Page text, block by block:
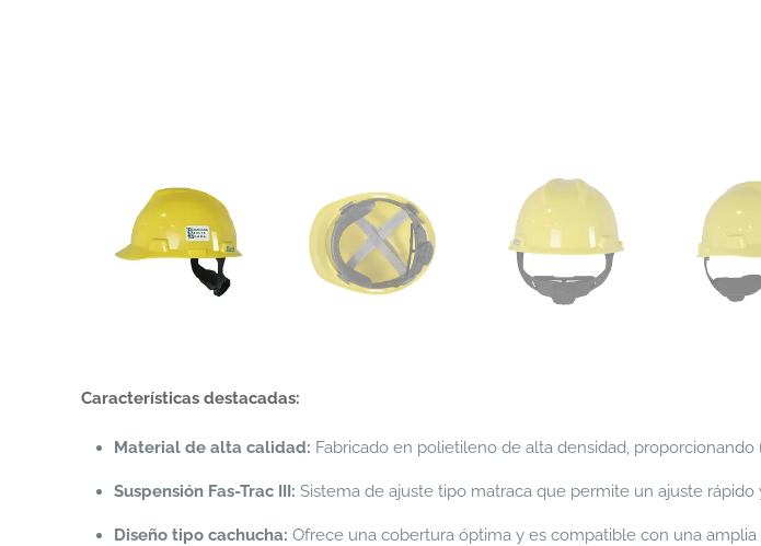
Características destacadas:
Material de alta calidad: Fabricado en polietileno de alta densidad,
Suspensión Fas-Trac III: Sistema de ajuste tipo matraca que permite un ajuste
Diseño tipo cachucha: Ofrece una cobertura óptima y es compatible con una